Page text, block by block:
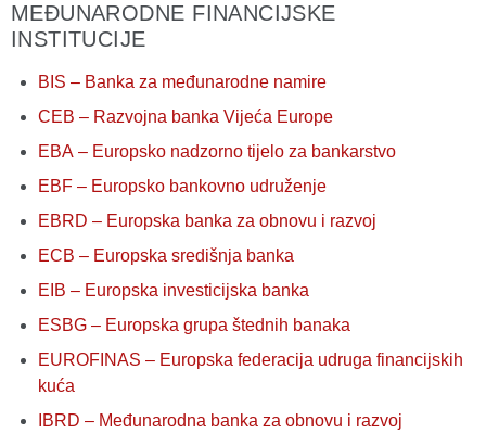
MEĐUNARODNE FINANCIJSKE
INSTITUCIJE
BIS – Banka za međunarodne namire
CEB – Razvojna banka Vijeća Europe
EBA – Europsko nadzorno tijelo za bankarstvo
EBF – Europsko bankovno udruženje
EBRD – Europska banka za obnovu i razvoj
ECB – Europska središnja banka
EIB – Europska investicijska banka
ESBG – Europska grupa štednih banaka
EUROFINAS – Europska federacija udruga financijskih
kuća
IBRD – Međunarodna banka za obnovu i razvoj